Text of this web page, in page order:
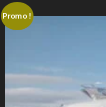
Promo !